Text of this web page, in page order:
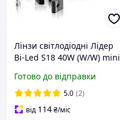
Лінзи світлодіодні Лідер
Bi-Led S18 40W (W/W) mini
світло з СТК (к-т 2 шт.)
Готово до відправки
5.0 (2)
від 114₴/міс